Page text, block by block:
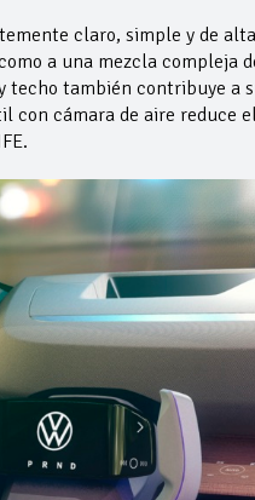
claro, simple y de
a una mezcla compleja
techo también contribuye a
con cámara de aire reduce